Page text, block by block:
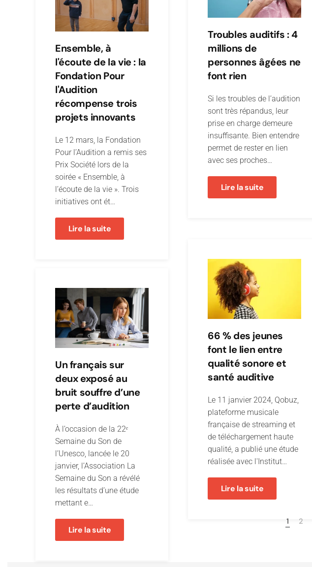
Ensemble, à
l'écoute de la vie : la
Fondation Pour
l'Audition
récompense trois
projets innovants
Le 12 mars, la Fondation
Pour l’Audition a remis ses
Prix Société lors de la
soirée « Ensemble, à
l’écoute de la vie ». Trois
initiatives ont ét…
Lire la suite
Troubles auditifs : 4
millions de
personnes âgées ne
font rien
Si les troubles de l’audition
sont très répandus, leur
prise en charge demeure
insuffisante. Bien entendre
permet de rester en lien
avec ses proches…
Lire la suite
Un français sur
deux exposé au
bruit souffre d’une
perte d’audition
À l’occasion de la 22ᵉ
Semaine du Son de
l’Unesco, lancée le 20
janvier, l’Association La
Semaine du Son a révélé
les résultats d’une étude
mettant e…
Lire la suite
66 % des jeunes
font le lien entre
qualité sonore et
santé auditive
Le 11 janvier 2024, Qobuz,
plateforme musicale
française de streaming et
de téléchargement haute
qualité, a publié une étude
réalisée avec l'Institut…
Lire la suite
1 2